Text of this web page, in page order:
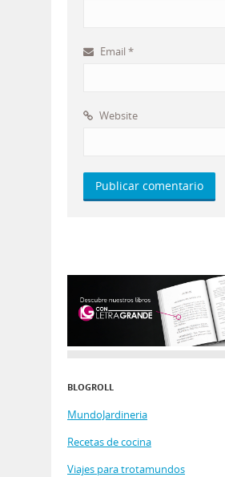
Email *
Website
BLOGROLL
MundoJardineria
Recetas de cocina
Viajes para trotamundos